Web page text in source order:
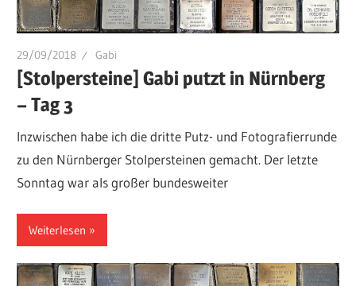
29/09/2018 Gabi
[Stolpersteine] Gabi putzt in Nürnberg
– Tag 3
Inzwischen habe ich die dritte Putz- und Fotografierrunde
zu den Nürnberger Stolpersteinen gemacht. Der letzte
Sonntag war als großer bundesweiter
Weiterlesen